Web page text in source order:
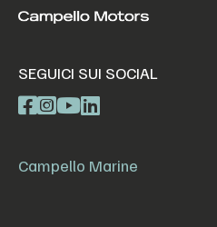
SEGUICI SUI SOCIAL
Campello Marine